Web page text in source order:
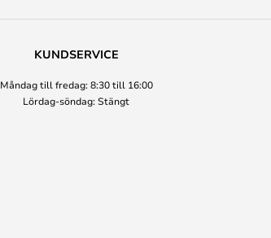
KUNDSERVICE
Måndag till fredag: 8:30 till 16:00
Lördag-söndag: Stängt